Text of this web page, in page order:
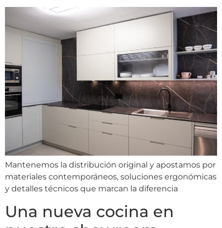
Mantenemos la distribución original y apostamos por
materiales contemporáneos, soluciones ergonómicas
y detalles técnicos que marcan la diferencia
Una nueva cocina en